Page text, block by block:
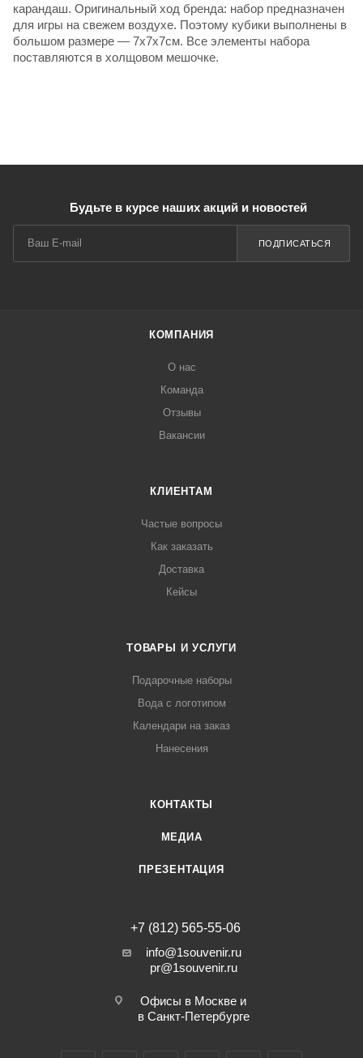
карандаш. Оригинальный ход бренда: набор предназначен
для игры на свежем воздухе. Поэтому кубики выполнены в
большом размере — 7х7х7см. Все элементы набора
поставляются в холщовом мешочке.
Будьте в курсе наших акций и новостей
ПОДПИСАТЬСЯ
КОМПАНИЯ
О нас
Команда
Отзывы
Вакансии
КЛИЕНТАМ
Частые вопросы
Как заказать
Доставка
Кейсы
ТОВАРЫ И УСЛУГИ
Подарочные наборы
Вода с логотипом
Календари на заказ
Нанесения
КОНТАКТЫ
МЕДИА
ПРЕЗЕНТАЦИЯ
+7 (812) 565-55-06
info@1souvenir.ru
pr@1souvenir.ru
Офисы в Москве и
в Санкт-Петербурге